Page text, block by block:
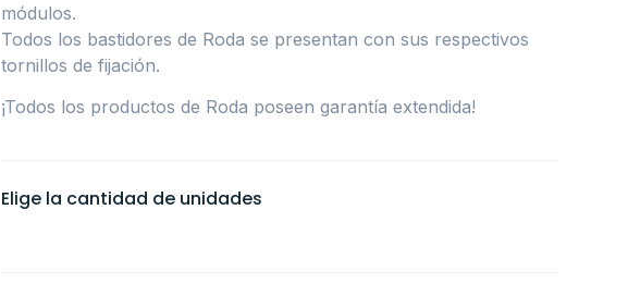
módulos.
Todos los bastidores de Roda se presentan con sus respectivos
tornillos de fijación.
¡Todos los productos de Roda poseen garantía extendida!
Elige la cantidad de unidades